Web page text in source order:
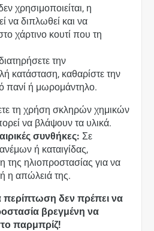
χρησιμοποιείται, η
να διπλωθεί και να
χάρτινο κουτί που τη
την
κατάσταση, καθαρίστε την
πανί ή μωρομάντηλο.
τη χρήση σκληρών χημικών
να βλάψουν τα υλικά.
συνθήκες: Σε
ή καταιγίδας,
της ηλιοπροστασίας για να
η απώλειά της.
δεν πρέπει να
βρεγμένη να
παρμπρίζ!